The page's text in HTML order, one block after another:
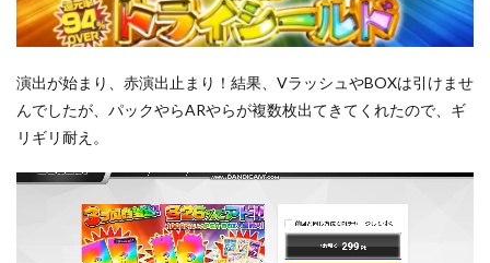
演出が始まり、赤演出止まり！結果、VラッシュやBOXは引けませ
んでしたが、パックやらARやらが複数枚出てきてくれたので、ギ
リギリ耐え。
動